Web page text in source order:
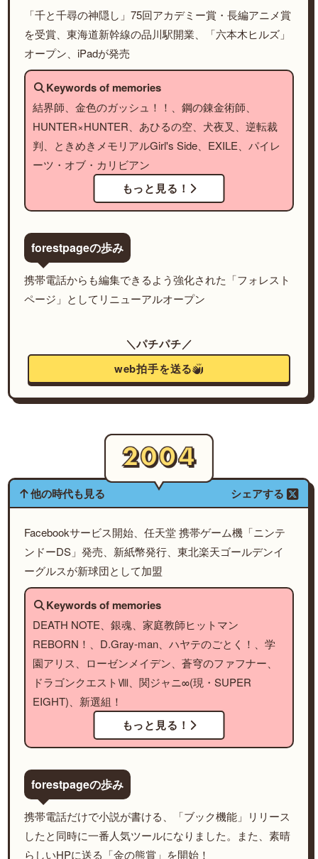
「千と千尋の神隠し」75回アカデミー賞・長編アニメ賞
を受賞、東海道新幹線の品川駅開業、「六本木ヒルズ」
オープン、iPadが発売
Keywords of memories
結界師、金色のガッシュ！！、鋼の錬金術師、
HUNTER×HUNTER、あひるの空、犬夜叉、逆転裁
判、ときめきメモリアルGirl's Side、EXILE、パイレ
ーツ・オブ・カリビアン
もっと見る！
forestpageの歩み
携帯電話からも編集できるよう強化された「フォレスト
ページ」としてリニューアルオープン
＼パチパチ／
web拍手を送る
他の時代も見る シェアする
Facebookサービス開始、任天堂 携帯ゲーム機「ニンテ
ンドーDS」発売、新紙幣発行、東北楽天ゴールデンイ
ーグルスが新球団として加盟
Keywords of memories
DEATH NOTE、銀魂、家庭教師ヒットマン
REBORN！、D.Gray-man、ハヤテのごとく！、学
園アリス、ローゼンメイデン、蒼穹のファフナー、
ドラゴンクエストⅧ、関ジャニ∞(現・SUPER
EIGHT)、新選組！
もっと見る！
forestpageの歩み
携帯電話だけで小説が書ける、「ブック機能」リリース
したと同時に一番人気ツールになりました。また、素晴
らしいHPに送る「金の熊賞」を開始！